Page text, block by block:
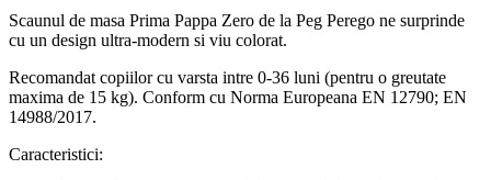
Scaunul de masa Prima Pappa Zero de la Peg Perego ne surprinde
cu un design ultra-modern si viu colorat.
Recomandat copiilor cu varsta intre 0-36 luni (pentru o greutate
maxima de 15 kg). Conform cu Norma Europeana EN 12790; EN
14988/2017.
Caracteristici: